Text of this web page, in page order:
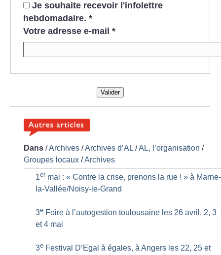
Je souhaite recevoir l'infolettre
hebdomadaire. *
Votre adresse e-mail *
Valider
Dans /Archives /Archives d’AL/AL, l’organisation /
Groupes locaux /Archives
1er mai : « Contre la crise, prenons la rue ! » à Marne-
la-Vallée/Noisy-le-Grand
3e Foire à l’autogestion toulousaine les 26 avril, 2, 3
et 4 mai
3e Festival D’Egal à égales, à Angers les 22, 25 et